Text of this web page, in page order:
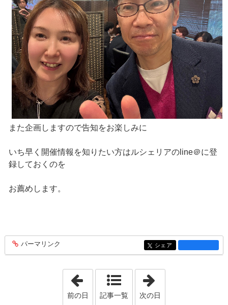
また企画しますので告知をお楽しみに
いち早く開催情報を知りたい方はルシェリアのline＠に登
録しておくのを
お薦めします。
entry1475
パーマリンク entry1475
シェア
「2026年2月 5日」
前の日 記事一覧 次の日